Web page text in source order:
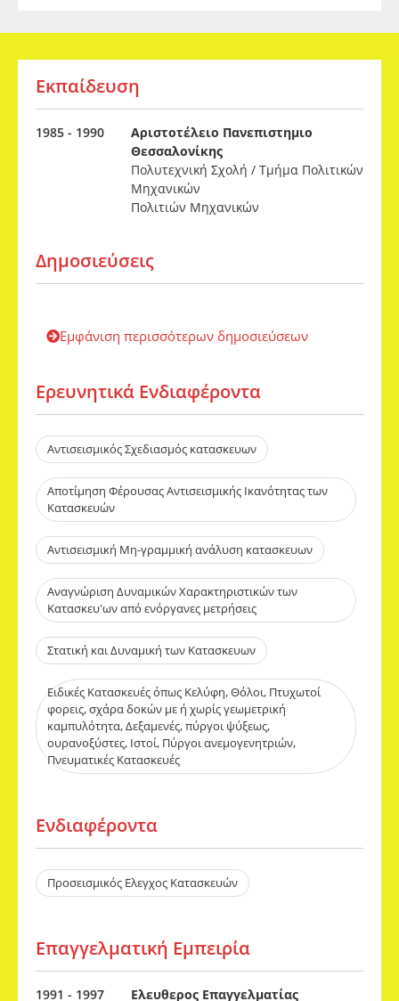
Εκπαίδευση
1985 - 1990
Αριστοτέλειο Πανεπιστημιο
Θεσσαλονίκης
Πολυτεχνική Σχολή / Τμήμα Πολιτικών
Μηχανικών
Πολιτιών Μηχανικών
Δημοσιεύσεις
Εμφάνιση περισσότερων δημοσιεύσεων
Ερευνητικά Ενδιαφέροντα​
Αντισεισμικός Σχεδιασμός κατασκευων
Αποτίμηση Φέρουσας Αντισεισμικής Ικανότητας των
Κατασκευών
Αντισεισμική Μη-γραμμική ανάλυση κατασκευων
Αναγνώριση Δυναμικών Χαρακτηριστικών των
Κατασκευ'ων από ενόργανες μετρήσεις
Στατική και Δυναμική των Κατασκευων
Ειδικε΄ς Κατασκευές όπως Κελύφη, Θόλοι, Πτυχωτοί
φορεις, σχάρα δοκών με ή χωρίς γεωμετρική
καμπυλότητα, Δεξαμενές, πύργοι ψύξεως,
ουρανοξύστες, Ιστοί, Πύργοι ανεμογενητριών,
Πνευματικές Κατασκευές
Ενδιαφέροντα​
Προσεισμικός Ελεγχος Κατασκευών
Επαγγελματική Εμπειρία
1991 - 1997 Ελευθερος Επαγγελματίας